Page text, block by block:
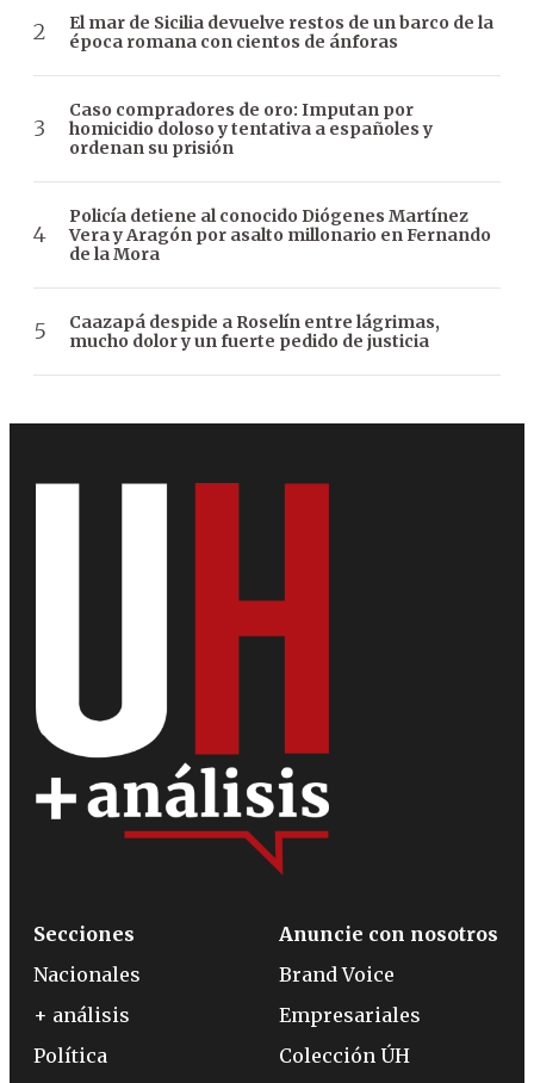
El mar de Sicilia devuelve restos de un barco de la
época romana con cientos de ánforas
Caso compradores de oro: Imputan por
homicidio doloso y tentativa a españoles y
ordenan su prisión
Policía detiene al conocido Diógenes Martínez
Vera y Aragón por asalto millonario en Fernando
de la Mora
Caazapá despide a Roselín entre lágrimas,
mucho dolor y un fuerte pedido de justicia
Secciones
Nacionales
+ análisis
Política
Anuncie con nosotros
Brand Voice
Empresariales
Colección ÚH